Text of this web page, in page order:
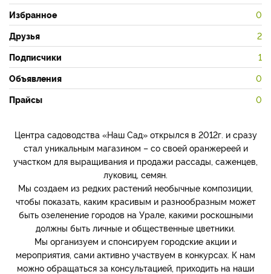
Избранное 0
Друзья 2
Подписчики 1
Объявления 0
Прайсы 0
Центра садоводства «Наш Сад» открылся в 2012г. и сразу
стал уникальным магазином – со своей оранжереей и
участком для выращивания и продажи рассады, саженцев,
луковиц, семян.
Мы создаем из редких растений необычные композиции,
чтобы показать, каким красивым и разнообразным может
быть озеленение городов на Урале, какими роскошными
должны быть личные и общественные цветники.
Мы организуем и спонсируем городские акции и
мероприятия, сами активно участвуем в конкурсах. К нам
можно обращаться за консультацией, приходить на наши